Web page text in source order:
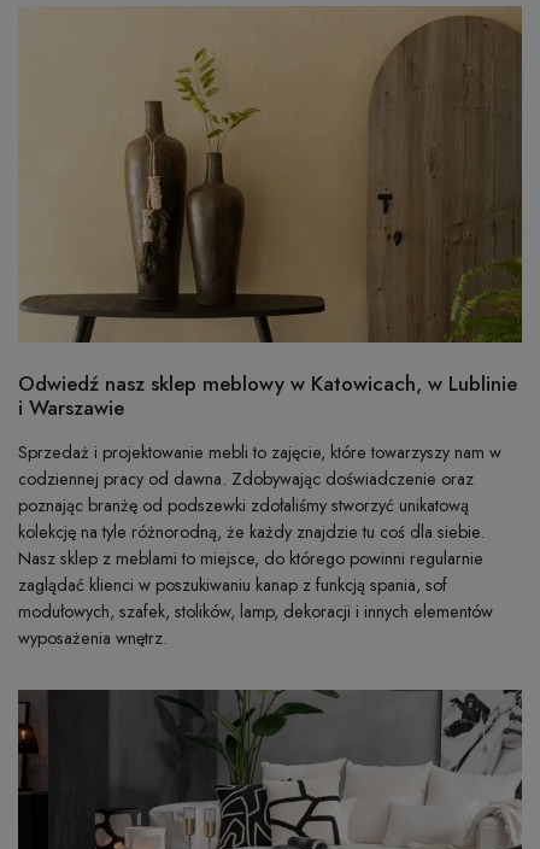
Odwiedź nasz sklep meblowy w Katowicach, w Lublinie
i Warszawie
Sprzedaż i projektowanie mebli to zajęcie, które towarzyszy nam w
codziennej pracy od dawna. Zdobywając doświadczenie oraz
poznając branżę od podszewki zdołaliśmy stworzyć unikatową
kolekcję na tyle różnorodną, że każdy znajdzie tu coś dla siebie.
Nasz sklep z meblami to miejsce, do którego powinni regularnie
zaglądać klienci w poszukiwaniu kanap z funkcją spania, sof
modułowych, szafek, stolików, lamp, dekoracji i innych elementów
wyposażenia wnętrz.